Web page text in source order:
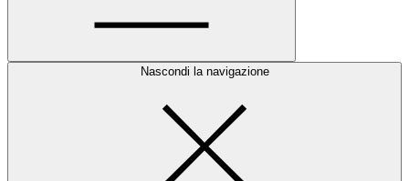
Nascondi la navigazione